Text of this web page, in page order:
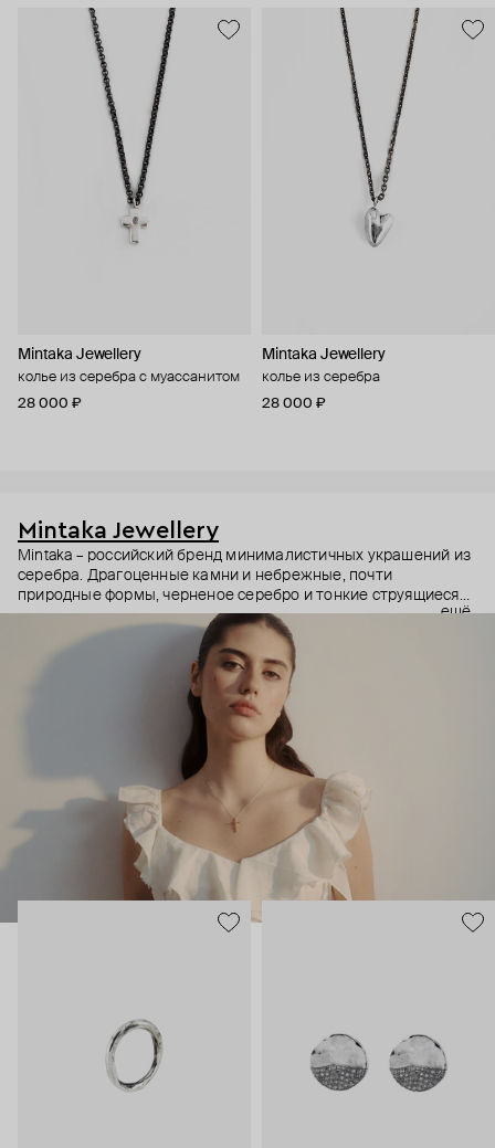
Mintaka Jewellery
колье из серебра с муассанитом
28 000 ₽
Mintaka Jewellery
колье из серебра
28 000 ₽
Mintaka Jewellery
Mintaka – российский бренд минималистичных украшений из
серебра. Драгоценные камни и небрежные, почти
природные формы, черненое серебро и тонкие струящиеся
цепи – в этих украшениях дизайнеры соединили силу и
нежность, авангардные детали и классический дизайн.
Какую часть вашего характера они подчеркнут? Выбор за
ещё